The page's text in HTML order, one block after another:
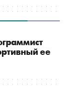
ее